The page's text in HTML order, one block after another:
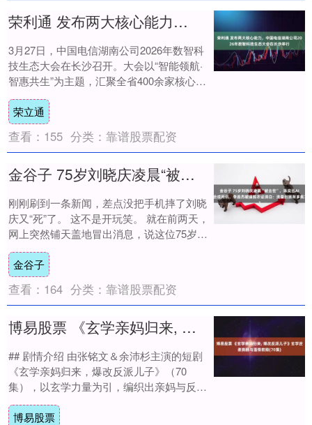
荣利通 发布两大核心能力，中国电信湖南公司2026年数智科技生态大会在长沙举行
3月27日，中国电信湖南公司2026年数智科
技生态大会在长沙召开。大会以“智能领航·
智惠共生”为主题，汇聚全省400余家核心生
态合作伙伴齐聚一堂，共探数智化转型....
荣立通
查看： 155 分类： 靠谱股票配资
金谷子 75岁刘晓庆凌晨“被去世”，陈奕迅AI合成死讯，李连杰被逼脱衣证清白：流量到底有多疯？
刚刚刷到一条新闻，差点没把手机摔了刘晓
庆又“死”了。 这不是开玩笑。 就在前两天，
网上突然铺天盖地冒出消息，说这位75岁的
老戏骨“凌晨在某区家中突发心脏病去世”....
金谷子
查看： 164 分类： 靠谱股票配资
博易股票 《玄学亲妈归来, 爆改反派儿子》玄学逆袭爽翻与温情救赎(70集)
## 剧情介绍 由张铭文＆余沛杉主演的短剧
《玄学亲妈归来，爆改反派儿子》（70
集），以玄学力量为引，编织出亲妈与反派
儿子的救赎博弈，每一集都藏着让人屏息的
冲突与....
博易股票